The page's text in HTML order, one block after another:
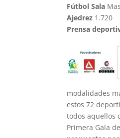
Fútbol Sala
Ajedrez 1.720
Prensa
modalidades
estos 72
todos aquellos
Primera Gala